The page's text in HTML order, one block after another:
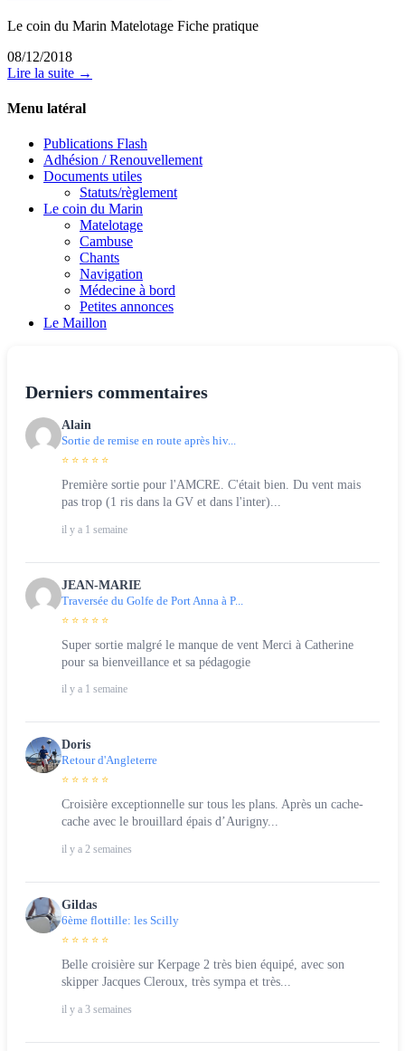
Le coin du Marin Matelotage Fiche pratique
08/12/2018
Lire la suite →
Menu latéral
Publications Flash
Adhésion / Renouvellement
Documents utiles
Statuts/règlement
Le coin du Marin
Matelotage
Cambuse
Chants
Navigation
Médecine à bord
Petites annonces
Le Maillon
Derniers commentaires
Alain
Sortie de remise en route après hiv...
⭐ ⭐ ⭐ ⭐ ⭐
Première sortie pour l'AMCRE. C'était bien. Du vent mais
pas trop (1 ris dans la GV et dans l'inter)...
il y a 1 semaine
JEAN-MARIE
Traversée du Golfe de Port Anna à P...
⭐ ⭐ ⭐ ⭐ ⭐
Super sortie malgré le manque de vent Merci à Catherine
pour sa bienveillance et sa pédagogie
il y a 1 semaine
Doris
Retour d'Angleterre
⭐ ⭐ ⭐ ⭐ ⭐
Croisière exceptionnelle sur tous les plans. Après un cache-
cache avec le brouillard épais d’Aurigny...
il y a 2 semaines
Gildas
6ème flottille: les Scilly
⭐ ⭐ ⭐ ⭐ ⭐
Belle croisière sur Kerpage 2 très bien équipé, avec son
skipper Jacques Cleroux, très sympa et très...
il y a 3 semaines